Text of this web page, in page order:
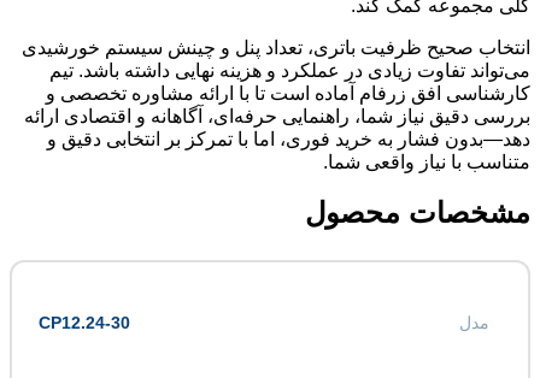
کلی مجموعه کمک کند.
انتخاب صحیح ظرفیت باتری، تعداد پنل و چینش سیستم خورشیدی
می‌تواند تفاوت زیادی در عملکرد و هزینه نهایی داشته باشد. تیم
کارشناسی افق زرفام آماده است تا با ارائه مشاوره تخصصی و
بررسی دقیق نیاز شما، راهنمایی حرفه‌ای، آگاهانه و اقتصادی ارائه
دهد—بدون فشار به خرید فوری، اما با تمرکز بر انتخابی دقیق و
متناسب با نیاز واقعی شما.
مشخصات محصول
مدل CP12.24-30